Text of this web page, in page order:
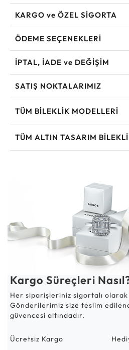
KARGO ve ÖZEL SİGORTA
ÖDEME SEÇENEKLERİ
İPTAL, İADE ve DEĞİŞİM
SATIŞ NOKTALARIMIZ
TÜM BILEKLIK MODELLERI
TÜM ALTIN TASARIM
Kargo Süreçleri
Her siparişleriniz sigortalı
Gönderilerimiz size teslim
güvencesi altındadır.
Ücretsiz Kargo